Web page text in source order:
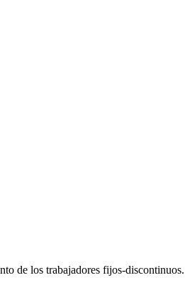
de los trabajadores fijos-